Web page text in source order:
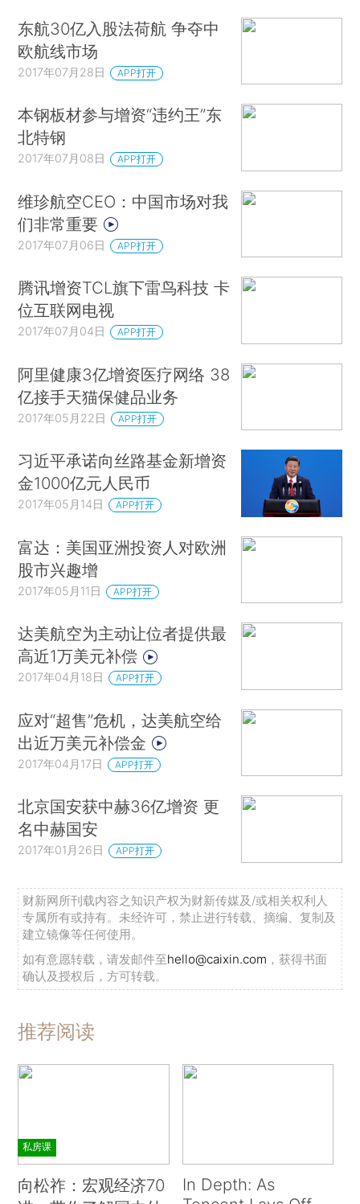
东航30亿入股法荷航 争夺中
欧航线市场
2017年07月28日 APP打开
本钢板材参与增资“违约王”东
北特钢
2017年07月08日 APP打开
维珍航空CEO：中国市场对我
们非常重要
2017年07月06日 APP打开
腾讯增资TCL旗下雷鸟科技 卡
位互联网电视
2017年07月04日 APP打开
阿里健康3亿增资医疗网络 38
亿接手天猫保健品业务
2017年05月22日 APP打开
习近平承诺向丝路基金新增资
金1000亿元人民币
2017年05月14日 APP打开
富达：美国亚洲投资人对欧洲
股市兴趣增
2017年05月11日 APP打开
达美航空为主动让位者提供最
高近1万美元补偿
2017年04月18日 APP打开
应对“超售”危机，达美航空给
出近万美元补偿金
2017年04月17日 APP打开
北京国安获中赫36亿增资 更
名中赫国安
2017年01月26日 APP打开
财新网所刊载内容之知识产权为财新传媒及/或相关权利人
专属所有或持有。未经许可，禁止进行转载、摘编、复制及
建立镜像等任何使用。
如有意愿转载，请发邮件至hello@caixin.com ，获得书面
确认及授权后，方可转载。
推荐阅读
私房课
向松祚：宏观经济70
In Depth: As